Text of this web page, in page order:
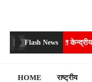
Flash News
शिक्षा मंत्री से की मुलाकात
HOME राष्ट्रीय